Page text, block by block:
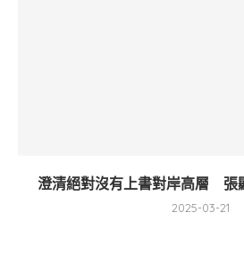
澄清絕對沒有上書對岸高層 張
2025-03-21